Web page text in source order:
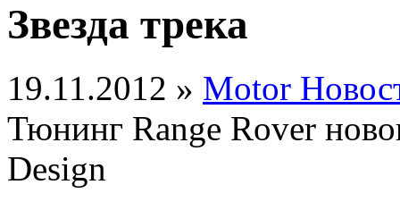
Звезда трека
19.11.2012 » Motor
Тюнинг Range Rover
Design